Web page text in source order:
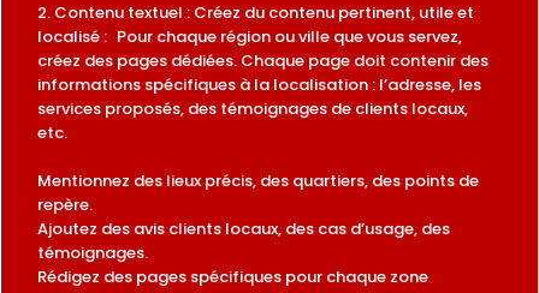
2. Contenu textuel : Créez du contenu pertinent, utile et
localisé : Pour chaque région ou ville que vous servez,
créez des pages dédiées. Chaque page doit contenir des
informations spécifiques à la localisation : l’adresse, les
services proposés, des témoignages de clients locaux,
etc.
Mentionnez des lieux précis, des quartiers, des points de
repère.
Ajoutez des avis clients locaux, des cas d’usage, des
témoignages.
Rédigez des pages spécifiques pour chaque zone